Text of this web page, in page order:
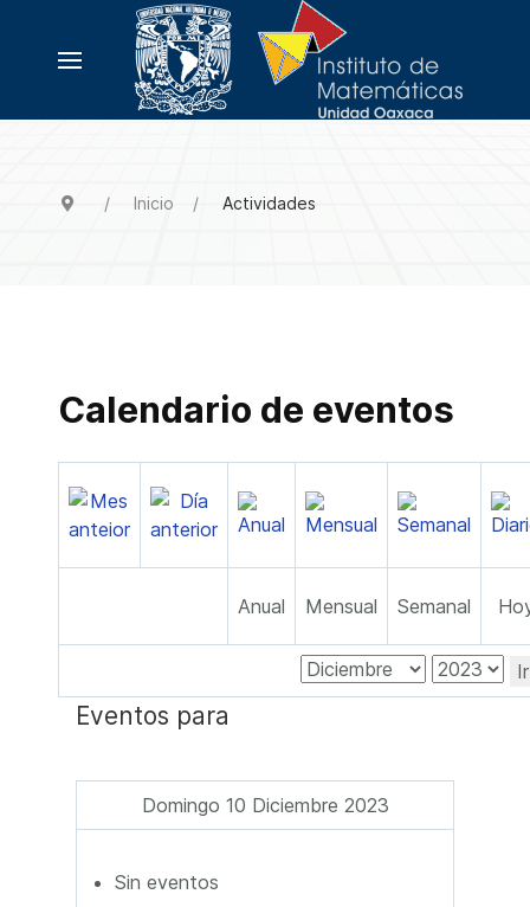
Inicio Actividades
Calendario de eventos
Anual Mensual Semanal
Eventos para
Domingo 10 Diciembre 2023
Sin eventos